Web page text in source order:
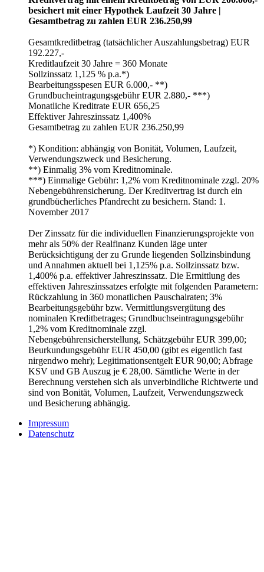
besichert mit einer Hypothek Laufzeit 30 Jahre |
Gesamtbetrag zu zahlen EUR 236.250,99
Gesamtkreditbetrag (tatsächlicher Auszahlungsbetrag) EUR
192.227,-
Kreditlaufzeit 30 Jahre = 360 Monate
Sollzinssatz 1,125 % p.a.*)
Bearbeitungsspesen EUR 6.000,- **)
Grundbucheintragungsgebühr EUR 2.880,- ***)
Monatliche Kreditrate EUR 656,25
Effektiver Jahreszinssatz 1,400%
Gesamtbetrag zu zahlen EUR 236.250,99
*) Kondition: abhängig von Bonität, Volumen, Laufzeit,
Verwendungszweck und Besicherung.
**) Einmalig 3% vom Kreditnominale.
***) Einmalige Gebühr: 1,2% vom Kreditnominale zzgl. 20%
Nebengebührensicherung. Der Kreditvertrag ist durch ein
grundbücherliches Pfandrecht zu besichern. Stand: 1.
November 2017
Der Zinssatz für die individuellen Finanzierungsprojekte von
mehr als 50% der Realfinanz Kunden läge unter
Berücksichtigung der zu Grunde liegenden Sollzinsbindung
und Annahmen aktuell bei 1,125% p.a. Sollzinssatz bzw.
1,400% p.a. effektiver Jahreszinssatz. Die Ermittlung des
effektiven Jahreszinssatzes erfolgte mit folgenden Parametern:
Rückzahlung in 360 monatlichen Pauschalraten; 3%
Bearbeitungsgebühr bzw. Vermittlungsvergütung des
nominalen Kreditbetrages; Grundbuchseintragungsgebühr
1,2% vom Kreditnominale zzgl.
Nebengebührensicherstellung, Schätzgebühr EUR 399,00;
Beurkundungsgebühr EUR 450,00 (gibt es eigentlich fast
nirgendwo mehr); Legitimationsentgelt EUR 90,00; Abfrage
KSV und GB Auszug je € 28,00. Sämtliche Werte in der
Berechnung verstehen sich als unverbindliche Richtwerte und
sind von Bonität, Volumen, Laufzeit, Verwendungszweck
und Besicherung abhängig.
Impressum
Datenschutz